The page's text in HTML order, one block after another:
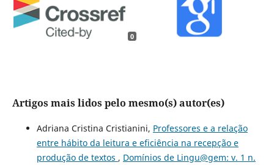
0
Artigos mais lidos pelo mesmo(s) autor(es)
Adriana Cristina Cristianini, Professores e a relação
entre hábito da leitura e eficiência na recepção e
produção de textos , Domínios de Lingu@gem: v. 1 n.